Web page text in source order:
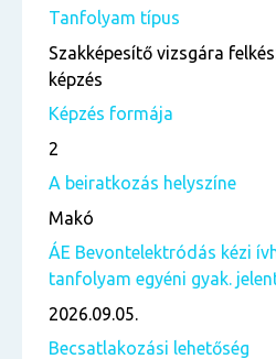
Tanfolyam típus
Szakképesítő vizsgára
képzés
Képzés formája
2
A beiratkozás helyszíne
Makó
ÁE Bevontelektródás kézi
tanfolyam egyéni gyak.
2026.09.05.
Becsatlakozási lehetőség